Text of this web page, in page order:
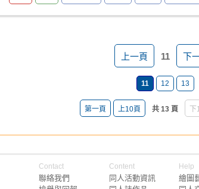
上一頁 11 下
11 12 13
第一頁 上10頁 共 13 頁
Contact
聯絡我們
Content
同人活動資訊
Help
繪圖